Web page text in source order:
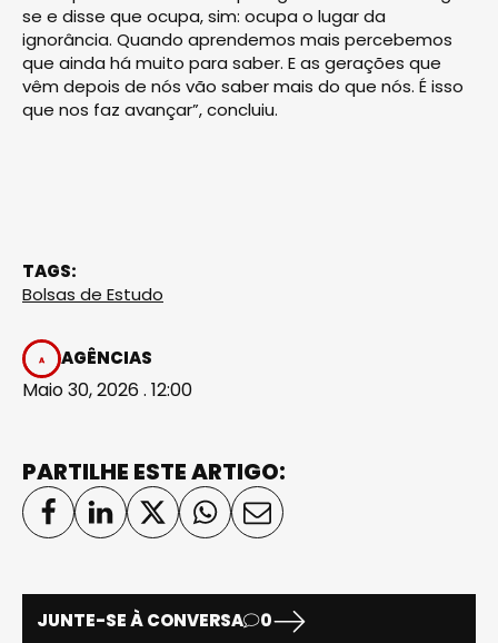
se e disse que ocupa, sim: ocupa o lugar da
ignorância. Quando aprendemos mais percebemos
que ainda há muito para saber. E as gerações que
vêm depois de nós vão saber mais do que nós. É isso
que nos faz avançar”, concluiu.
TAGS:
Bolsas de Estudo
AGÊNCIAS
Maio 30, 2026 . 12:00
PARTILHE ESTE ARTIGO:
JUNTE-SE À CONVERSA 0